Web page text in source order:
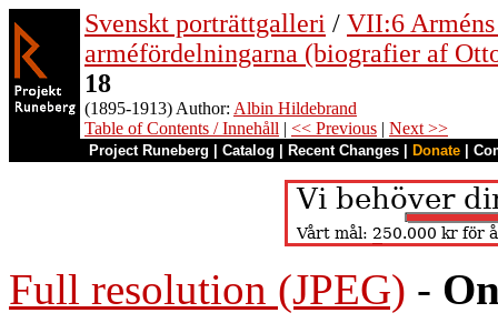
Svenskt porträttgalleri / VII:6
arméfördelningarna (biografier af
18
(1895-1913) Author: Albin Hildebrand
Table of Contents / Innehåll | << Previous | Next >>
Project Runeberg Catalog Recent Changes Donate
Full resolution (JPEG) -